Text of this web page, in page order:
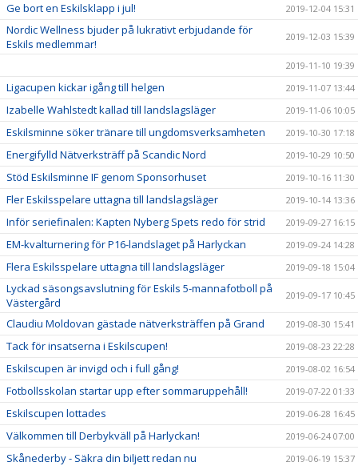
Ge bort en Eskilsklapp i jul! 2019-12-04 15:31
Nordic Wellness bjuder på lukrativt erbjudande för
Eskils medlemmar!
2019-12-03 15:39
2019-11-10 19:39
Ligacupen kickar igång till helgen 2019-11-07 13:44
Izabelle Wahlstedt kallad till landslagsläger 2019-11-06 10:05
Eskilsminne söker tränare till ungdomsverksamheten 2019-10-30 17:18
Energifylld Nätverksträff på Scandic Nord 2019-10-29 10:50
Stöd Eskilsminne IF genom Sponsorhuset 2019-10-16 11:30
Fler Eskilsspelare uttagna till landslagsläger 2019-10-14 13:36
Inför seriefinalen: Kapten Nyberg Spets redo för strid 2019-09-27 16:15
EM-kvalturnering för P16-landslaget på Harlyckan 2019-09-24 14:28
Flera Eskilsspelare uttagna till landslagsläger 2019-09-18 15:04
Lyckad säsongsavslutning för Eskils 5-mannafotboll på
Västergård
2019-09-17 10:45
Claudiu Moldovan gästade nätverksträffen på Grand 2019-08-30 15:41
Tack för insatserna i Eskilscupen! 2019-08-23 22:28
Eskilscupen är invigd och i full gång! 2019-08-02 16:54
Fotbollsskolan startar upp efter sommaruppehåll! 2019-07-22 01:33
Eskilscupen lottades 2019-06-28 16:45
Välkommen till Derbykväll på Harlyckan! 2019-06-24 07:00
Skånederby - Säkra din biljett redan nu 2019-06-19 15:37